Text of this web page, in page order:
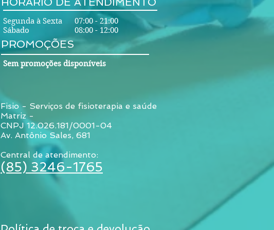
Segunda à Sexta 07:00 - 21:00
Sábado 08:00 - 12:00
PROMOÇÕES
Sem promoções disponíveis
Fisio - Serviços de fisioterapia e saúde
Matriz -
CNPJ 12.026.181/0001-04
Av. Antônio Sales, 681
Central de atendimento:
(85) 3246-1765